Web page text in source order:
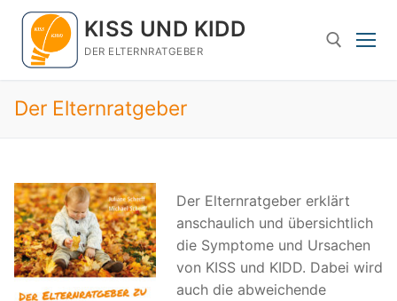
Zum
Inhalt
springen
KISS UND KIDD
DER ELTERNRATGEBER
Suchen nach:
Der Elternratgeber
Der Elternratgeber erklärt
anschaulich und übersichtlich
die Symptome und Ursachen
von KISS und KIDD. Dabei wird
auch die abweichende